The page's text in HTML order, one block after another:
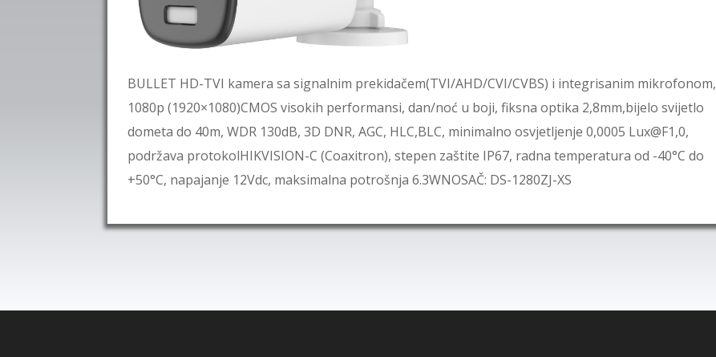
BULLET HD-TVI kamera sa signalnim prekidačem(TVI/AHD/CVI/CVBS) i integrisanim mikrofonom,
1080p (1920×1080)CMOS visokih performansi, dan/noć u boji, fiksna optika 2,8mm,bijelo svijetlo
dometa do 40m, WDR 130dB, 3D DNR, AGC, HLC,BLC, minimalno osvjetljenje 0,0005 Lux@F1,0,
podržava protokolHIKVISION-C (Coaxitron), stepen zaštite IP67, radna temperatura od -40°C do
+50°C, napajanje 12Vdc, maksimalna potrošnja 6.3WNOSAČ: DS-1280ZJ-XS